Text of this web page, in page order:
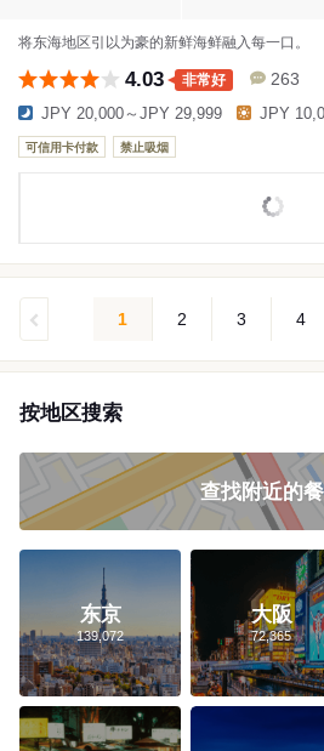
将东海地区引以为豪的新鲜海鲜融入每一口。
4.03 非常好 263
JPY 20,000～JPY 29,999 JPY
可信用卡付款 禁止吸烟
1 2 3 4
按地区搜索
查找附近的
东京
139,072
大阪
72,365